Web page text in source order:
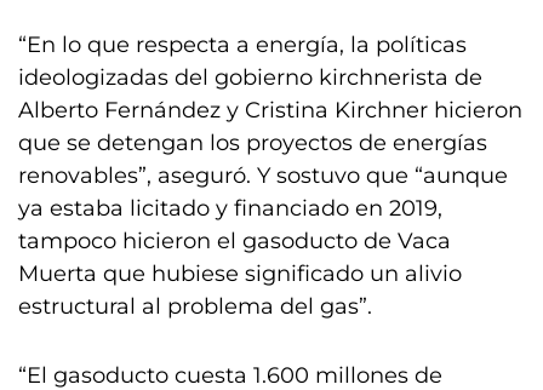
“En lo que respecta a energía, la políticas
ideologizadas del gobierno kirchnerista de
Alberto Fernández y Cristina Kirchner hicieron
que se detengan los proyectos de energías
renovables”, aseguró. Y sostuvo que “aunque
ya estaba licitado y financiado en 2019,
tampoco hicieron el gasoducto de Vaca
Muerta que hubiese significado un alivio
estructural al problema del gas”.
“El gasoducto cuesta 1.600 millones de